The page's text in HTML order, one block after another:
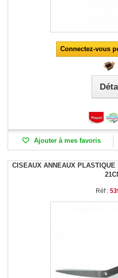
Connectez-vous
Ajouter à mes favoris
CISEAUX ANNEAUX
Réf :